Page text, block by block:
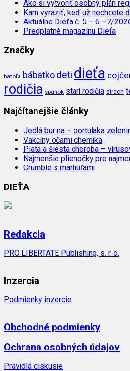
Ako si vytvoriť osobný plán
Kam vyraziť, keď už nechcete
Aktuálne Dieťa č. 5 – 6 –7/
Predplatné magazínu Dieťa
Značky
batoľa bábätko deti dieťa
rodičia spánok starí rodičia strach
Najčítanejšie články
Jedlá burina – portulaka
Vakcíny očami chemika
Piata a šiesta choroba –
Najmenšie plienočky pre
Crumble s marhuľami
DIEŤA
Redakcia
PRO LIBERTATE Publishing, s. r. o.
Inzercia
Podmienky inzercie
Obchodné podmienky
Ochrana osobných údajov
Pravidlá diskusie